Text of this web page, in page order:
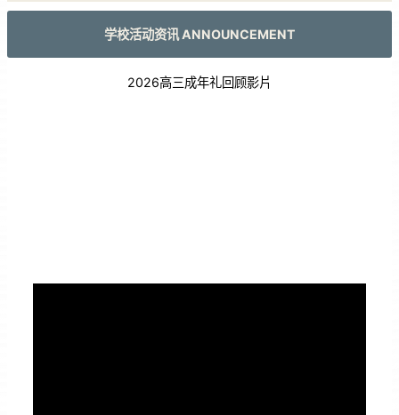
学校活动资讯 ANNOUNCEMENT
2026高三成年礼回顾影片